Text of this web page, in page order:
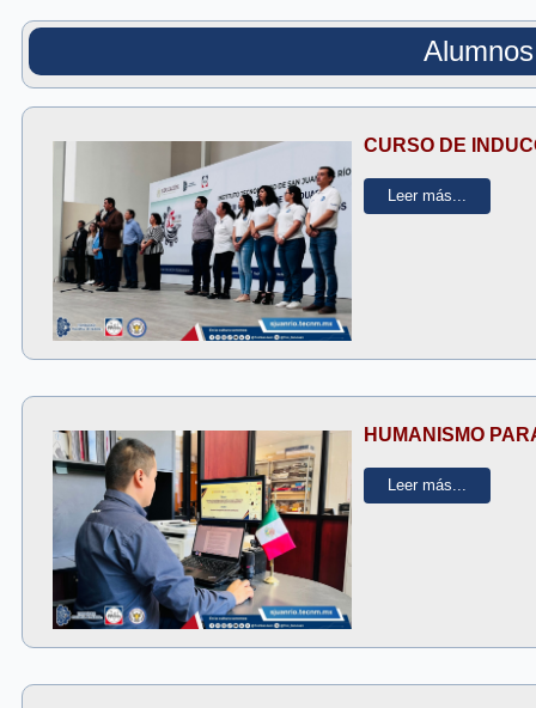
Alumnos
CURSO DE
Leer más...
HUMANISMO
Leer más...